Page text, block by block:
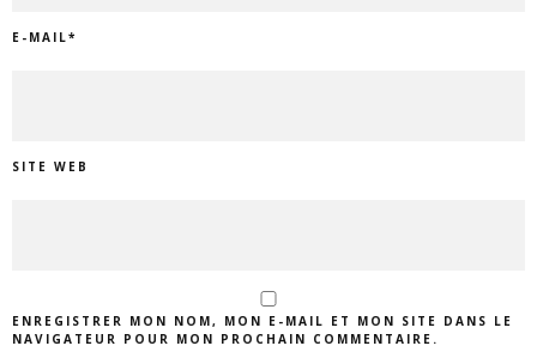
E-MAIL*
SITE WEB
ENREGISTRER MON NOM, MON E-MAIL ET MON SITE DANS LE
NAVIGATEUR POUR MON PROCHAIN COMMENTAIRE.